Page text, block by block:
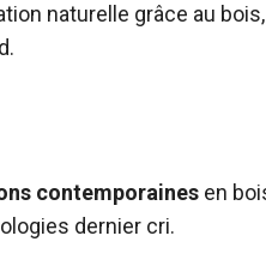
naturelle grâce au
contemporaines en
dernier cri.